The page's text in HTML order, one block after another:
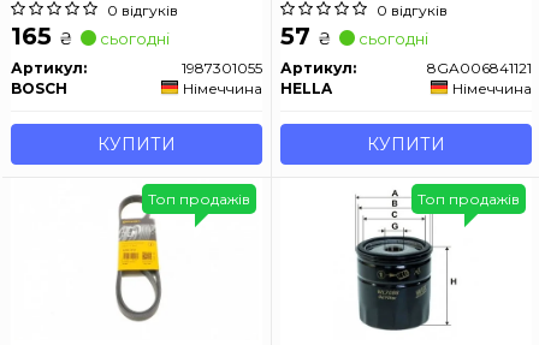
0 відгуків
165 ₴ сьогодні
Артикул:
1987301055
BOSCH
Німеччина
КУПИТИ
0 відгуків
57 ₴ сьогодні
Артикул:
8GA006841121
HELLA
Німеччина
КУПИТИ
Топ продажів Топ продажів